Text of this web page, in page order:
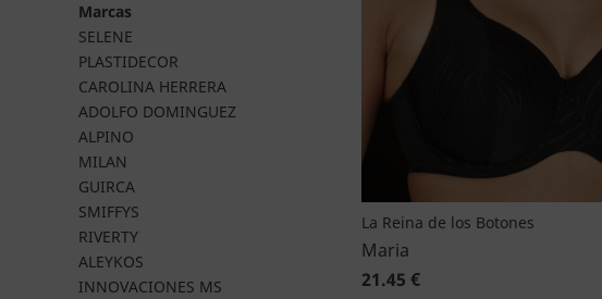
Marcas
SELENE
PLASTIDECOR
CAROLINA HERRERA
ADOLFO DOMINGUEZ
ALPINO
MILAN
GUIRCA
SMIFFYS
RIVERTY
ALEYKOS
INNOVACIONES MS
La Reina de los Botones
Maria
21.45 €